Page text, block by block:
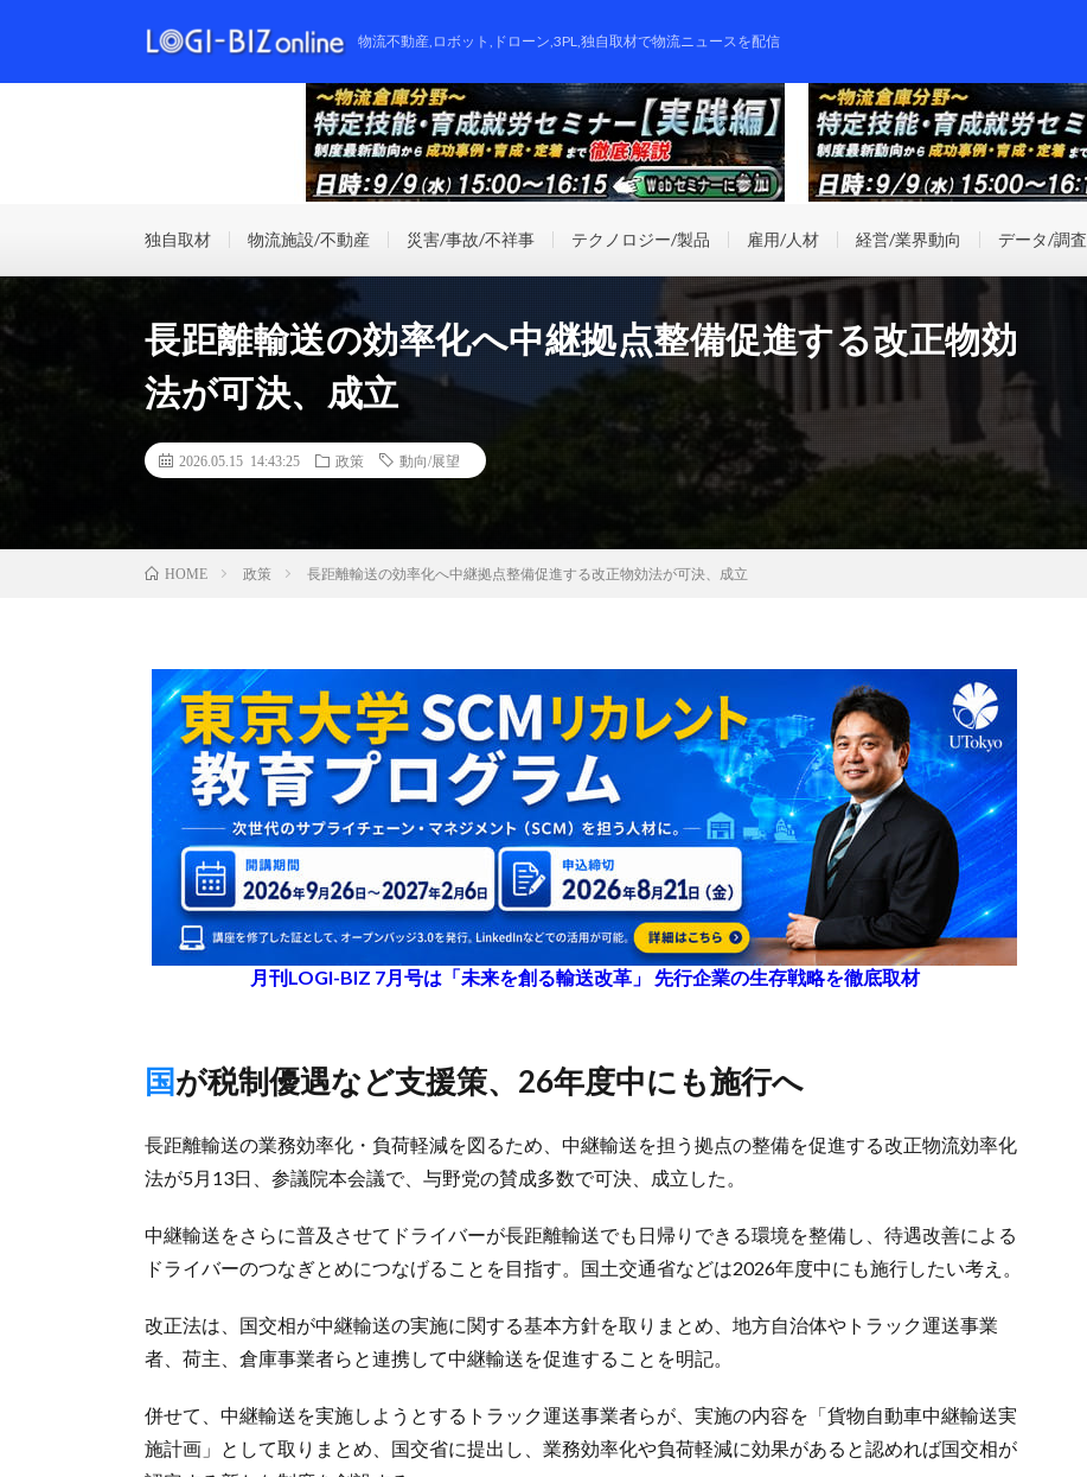
物流不動産,ロボット,ドローン,3PL,独自取材で物流ニュースを配信
独自取材 物流施設/不動産 災害/事故/不祥事 テクノロジー/製品 雇用/人材 経営/業界動向 データ/調査
長距離輸送の効率化へ中継拠点整備促進する改正物効
法が可決、成立
2026.05.15 14:43:25 政策 動向/展望
HOME 政策 長距離輸送の効率化へ中継拠点整備促進する改正物効法が可決、成立
月刊LOGI-BIZ 7月号は「未来を創る輸送改革」 先行企業の生存戦略を徹底取材
国が税制優遇など支援策、26年度中にも施行へ
長距離輸送の業務効率化・負荷軽減を図るため、中継輸送を担う拠点の整備を促進する改正物流効率化
法が5月13日、参議院本会議で、与野党の賛成多数で可決、成立した。
中継輸送をさらに普及させてドライバーが長距離輸送でも日帰りできる環境を整備し、待遇改善による
ドライバーのつなぎとめにつなげることを目指す。国土交通省などは2026年度中にも施行したい考え。
改正法は、国交相が中継輸送の実施に関する基本方針を取りまとめ、地方自治体やトラック運送事業
者、荷主、倉庫事業者らと連携して中継輸送を促進することを明記。
併せて、中継輸送を実施しようとするトラック運送事業者らが、実施の内容を「貨物自動車中継輸送実
施計画」として取りまとめ、国交省に提出し、業務効率化や負荷軽減に効果があると認めれば国交相が